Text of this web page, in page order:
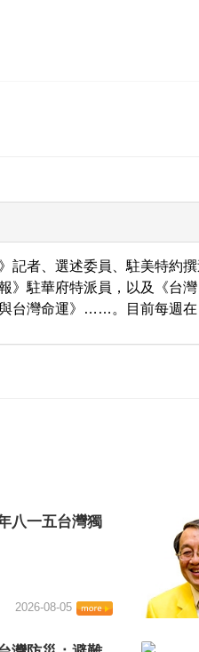
記者、選述委員、駐美特約
》駐華府特派員，以及《台
台灣命運》……。目前每週在
八一五台灣獨
2026-08-05